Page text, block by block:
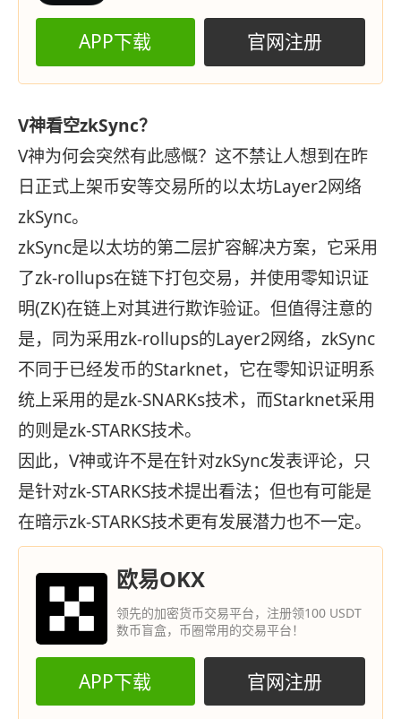
APP下载 官网注册
V神看空zkSync？
V神为何会突然有此感慨？这不禁让人想到在昨
日正式上架币安等交易所的以太坊Layer2网络
zkSync。
zkSync是以太坊的第二层扩容解决方案，它采用
了zk-rollups在链下打包交易，并使用零知识证
明(ZK)在链上对其进行欺诈验证。但值得注意的
是，同为采用zk-rollups的Layer2网络，zkSync
不同于已经发币的Starknet，它在零知识证明系
统上采用的是zk-SNARKs技术，而Starknet采用
的则是zk-STARKS技术。
因此，V神或许不是在针对zkSync发表评论，只
是针对zk-STARKS技术提出看法；但也有可能是
在暗示zk-STARKS技术更有发展潜力也不一定。
欧易OKX
领先的加密货币交易平台，注册领100 USDT
数币盲盒，币圈常用的交易平台！
APP下载 官网注册